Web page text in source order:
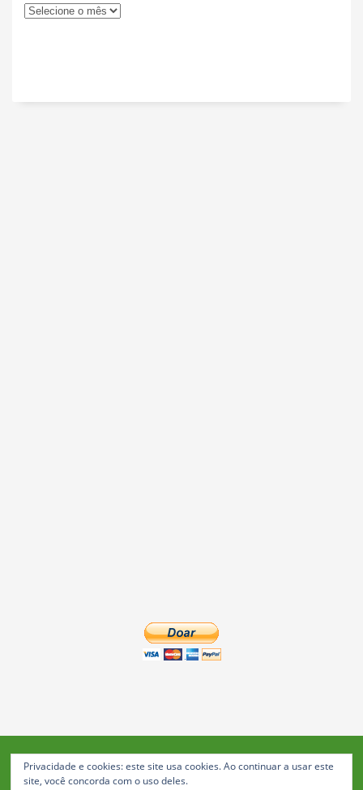
Blog da Feira: Jornal de Notícias de Feira de Santana
Privacidade e cookies: este site usa cookies. Ao continuar a usar este
site, você concorda com o uso deles.